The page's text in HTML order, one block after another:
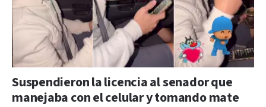
Suspendieron la licencia al senador que
manejaba con el celular y tomando mate